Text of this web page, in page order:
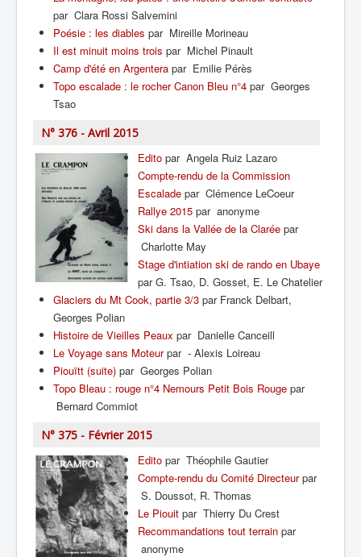
par Clara Rossi Salvemini
Poésie : les diables par Mireille Morineau
Il est minuit moins trois par Michel Pinault
Camp d'été en Argentera par Emilie Pérès
Topo escalade : le rocher Canon Bleu n°4 par Georges
Tsao
N° 376 - Avril 2015
Edito par Angela Ruiz Lazaro
Compte-rendu de la Commission
Escalade par Clémence LeCoeur
Rallye 2015 par anonyme
Ski dans la Vallée de la Clarée par
Charlotte May
Stage d'intiation ski de rando en Ubaye
par G. Tsao, D. Gosset, E. Le Chatelier
Glaciers du Mt Cook, partie 3/3 par Franck Delbart,
Georges Polian
Histoire de Vieilles Peaux par Danielle Canceill
Le Voyage sans Moteurpar - Alexis Loireau
Piouïtt (suite) par Georges Polian
Topo Bleau : rouge n°4 Nemours Petit Bois Rouge par
Bernard Commiot
N° 375 - Février 2015
Edito par Théophile Gautier
Compte-rendu du Comité Directeurpar
S. Doussot, R. Thomas
Le Piouit par Thierry Du Crest
Recommandations tout terrain par
anonyme